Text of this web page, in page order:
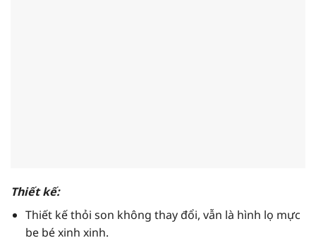
Thiết kế:
Thiết kế thỏi son không thay đổi, vẫn là hình lọ mực
be bé xinh xinh.